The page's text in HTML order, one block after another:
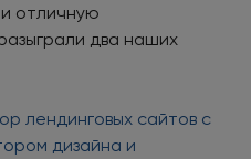
отличную
два наших
лендинговых сайтов с
дизайна и